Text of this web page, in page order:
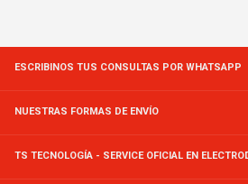
ESCRIBINOS TUS CONSULTAS POR WHATSAPP
NUESTRAS FORMAS DE ENVÍO
TS TECNOLOGÍA - SERVICE OFICIAL EN